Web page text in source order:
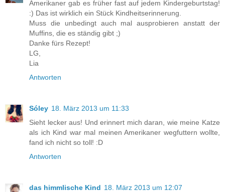
Amerikaner gab es früher fast auf jedem Kindergeburtstag!
:) Das ist wirklich ein Stück Kindheitserinnerung.
Muss die unbedingt auch mal ausprobieren anstatt der
Muffins, die es ständig gibt ;)
Danke fürs Rezept!
LG,
Lia
Antworten
Sóley 18. März 2013 um 11:33
Sieht lecker aus! Und erinnert mich daran, wie meine Katze
als ich Kind war mal meinen Amerikaner wegfuttern wollte,
fand ich nicht so toll! :D
Antworten
das himmlische Kind 18. März 2013 um 12:07